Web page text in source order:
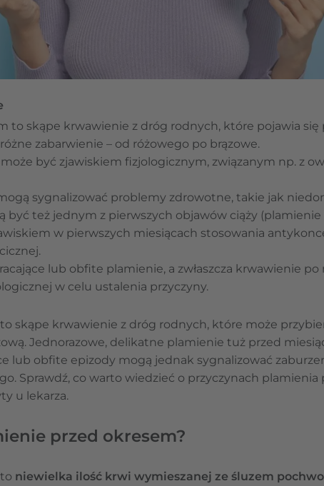
to skąpe krwawienie z dróg rodnych, które pojawia się
zabarwienie – od różowego po brązowe.
być zjawiskiem fizjologicznym, związanym np. z
sygnalizować problemy zdrowotne, takie jak
być też jednym z pierwszych objawów ciąży
w pierwszych miesiącach stosowania
lub obfite plamienie, a zwłaszcza krwawienie
w celu ustalenia przyczyny.
skąpe krwawienie z dróg rodnych, które może
Jednorazowe, delikatne plamienie tuż przed
lub obfite epizody mogą jednak sygnalizować
Sprawdź, co warto wiedzieć o przyczynach
u lekarza.
przed okresem?
niewielka ilość krwi wymieszanej ze śluzem